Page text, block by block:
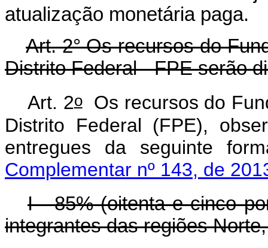
atualização monetária paga.
Art. 2° Os recursos do
Distrito Federal - FPE serão
Art. 2oOs recursos do
Distrito Federal (FPE),
entregues da seguinte
Complementar nº 143, de
I - 85% (oitenta e cinco
integrantes das regiões